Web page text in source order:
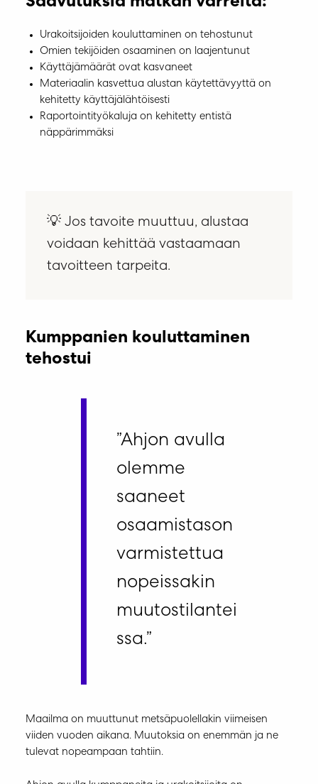
Urakoitsijoiden kouluttaminen on tehostunut
Omien tekijöiden osaaminen on laajentunut
Käyttäjämäärät ovat kasvaneet
Materiaalin kasvettua alustan käytettävyyttä on
kehitetty käyttäjälähtöisesti
Raportointityökaluja on kehitetty entistä
näppärimmäksi
💡 Jos tavoite muuttuu, alustaa
voidaan kehittää vastaamaan
tavoitteen tarpeita.
Kumppanien kouluttaminen
tehostui
”Ahjon avulla
olemme
saaneet
osaamistason
varmistettua
nopeissakin
muutostilantei
ssa.”
Maailma on muuttunut metsäpuolellakin viimeisen
viiden vuoden aikana. Muutoksia on enemmän ja ne
tulevat nopeampaan tahtiin.